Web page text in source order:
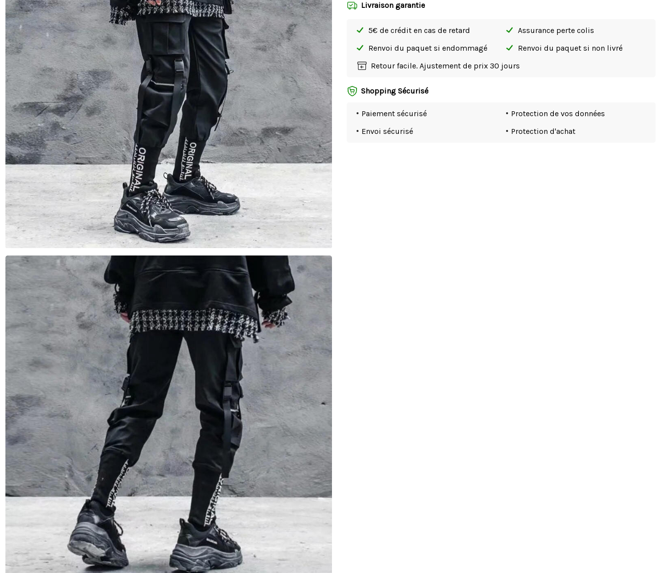
Livraison garantie
5€ de crédit en cas de retard
Assurance perte colis
Renvoi du paquet si endommagé
Renvoi du paquet si non livré
Retour facile. Ajustement de prix 30 jours
Shopping Sécurisé
Paiement sécurisé
Protection de vos données
Envoi sécurisé
Protection d'achat